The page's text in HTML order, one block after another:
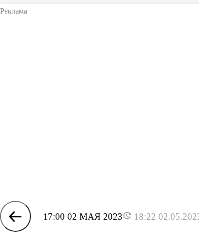
17:00 02 МАЯ 2023 18:22